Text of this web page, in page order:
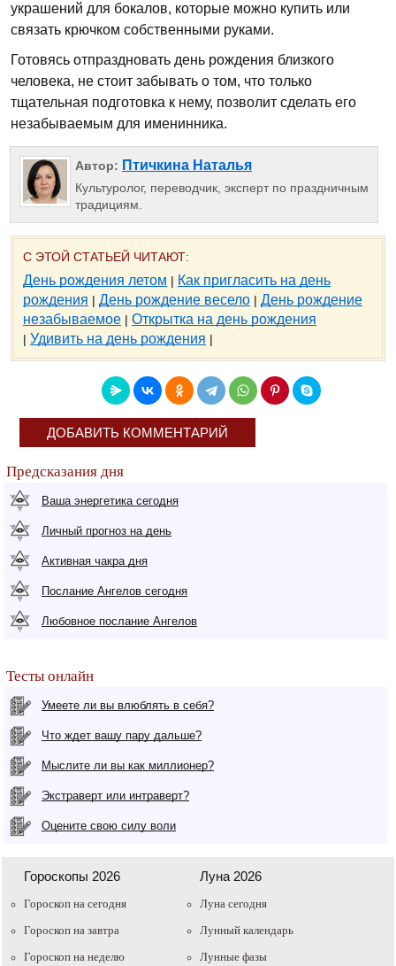
украшений для бокалов, которые можно купить или
связать крючком собственными руками.
Готовясь отпраздновать день рождения близкого
человека, не стоит забывать о том, что только
тщательная подготовка к нему, позволит сделать его
незабываемым для именинника.
Автор: Птичкина Наталья
Культуролог, переводчик, эксперт по праздничным
традициям.
С ЭТОЙ СТАТЬЕЙ ЧИТАЮТ:
День рождения летом | Как пригласить на день
рождения | День рождение весело | День рождение
незабываемое | Открытка на день рождения
| Удивить на день рождения |
ДОБАВИТЬ КОММЕНТАРИЙ
Предсказания дня
Ваша энергетика сегодня
Личный прогноз на день
Активная чакра дня
Послание Ангелов сегодня
Любовное послание Ангелов
Тесты онлайн
Умеете ли вы влюблять в себя?
Что ждет вашу пару дальше?
Мыслите ли вы как миллионер?
Экстраверт или интраверт?
Оцените свою силу воли
Гороскопы 2026
Гороскоп на сегодня
Гороскоп на завтра
Гороскоп на неделю
Луна 2026
Луна сегодня
Лунный календарь
Лунные фазы